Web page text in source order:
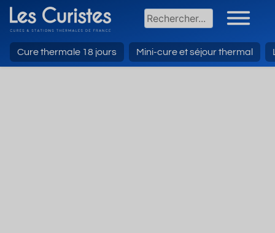
Cure thermale 18 jours Mini-cure et séjour thermal